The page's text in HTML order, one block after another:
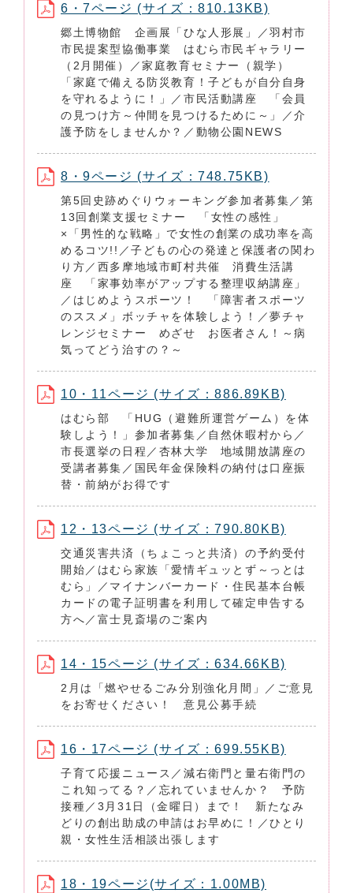
6・7ページ (サイズ：810.13KB)
郷土博物館 企画展「ひな人形展」／羽村市
市民提案型協働事業 はむら市民ギャラリー
（2月開催）／家庭教育セミナー（親学）
「家庭で備える防災教育！子どもが自分自身
を守れるように！」／市民活動講座 「会員
の見つけ方～仲間を見つけるために～」／介
護予防をしませんか？／動物公園NEWS
8・9ページ (サイズ：748.75KB)
第5回史跡めぐりウォーキング参加者募集／第
13回創業支援セミナー 「女性の感性」
×「男性的な戦略」で女性の創業の成功率を高
めるコツ!!／子どもの心の発達と保護者の関わ
り方／西多摩地域市町村共催 消費生活講
座 「家事効率がアップする整理収納講座」
／はじめようスポーツ！ 「障害者スポーツ
のススメ」ボッチャを体験しよう！／夢チャ
レンジセミナー めざせ お医者さん！～病
気ってどう治すの？～
10・11ページ (サイズ：886.89KB)
はむら部 「HUG（避難所運営ゲーム）を体
験しよう！」参加者募集／自然休暇村から／
市長選挙の日程／杏林大学 地域開放講座の
受講者募集／国民年金保険料の納付は口座振
替・前納がお得です
12・13ページ (サイズ：790.80KB)
交通災害共済（ちょこっと共済）の予約受付
開始／はむら家族「愛情ギュッとず～っとは
むら」／マイナンバーカード・住民基本台帳
カードの電子証明書を利用して確定申告する
方へ／富士見斎場のご案内
14・15ページ (サイズ：634.66KB)
2月は「燃やせるごみ分別強化月間」／ご意見
をお寄せください！ 意見公募手続
16・17ページ (サイズ：699.55KB)
子育て応援ニュース／減右衛門と量右衛門の
これ知ってる？／忘れていませんか？ 予防
接種／3月31日（金曜日）まで！ 新たなみ
どりの創出助成の申請はお早めに！／ひとり
親・女性生活相談出張します
18・19ページ(サイズ：1.00MB)